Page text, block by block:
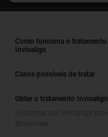
Como funciona o tratamento
Invisalign
Casos possíveis de tratar
Obter o tratamento Invisalign